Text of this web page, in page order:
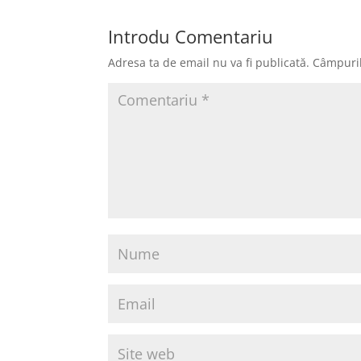
Introdu Comentariu
Adresa ta de email nu va fi publicată.